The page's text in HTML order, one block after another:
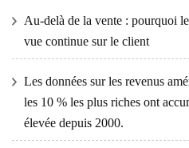
Au-delà de la vente : pourquoi
vue continue sur le client
Les données sur les revenus
les 10 % les plus riches ont
élevée depuis 2000.